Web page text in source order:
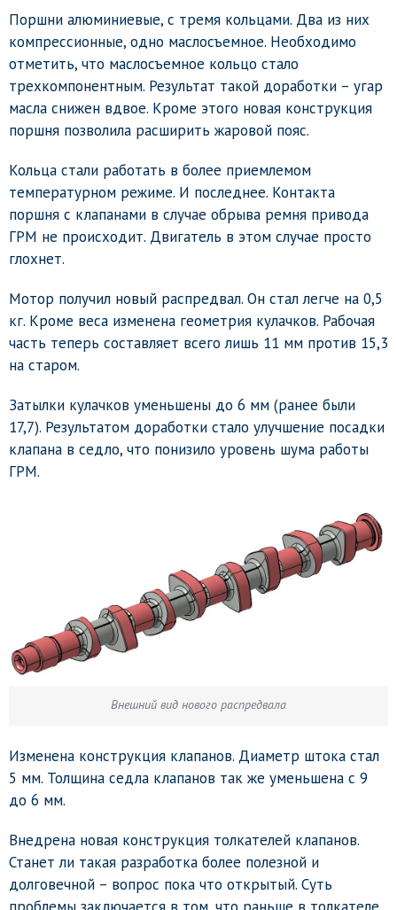
Поршни алюминиевые, с тремя кольцами. Два из них
компрессионные, одно маслосъемное. Необходимо
отметить, что маслосъемное кольцо стало
трехкомпонентным. Результат такой доработки – угар
масла снижен вдвое. Кроме этого новая конструкция
поршня позволила расширить жаровой пояс.
Кольца стали работать в более приемлемом
температурном режиме. И последнее. Контакта
поршня с клапанами в случае обрыва ремня привода
ГРМ не происходит. Двигатель в этом случае просто
глохнет.
Мотор получил новый распредвал. Он стал легче на 0,5
кг. Кроме веса изменена геометрия кулачков. Рабочая
часть теперь составляет всего лишь 11 мм против 15,3
на старом.
Затылки кулачков уменьшены до 6 мм (ранее были
17,7). Результатом доработки стало улучшение посадки
клапана в седло, что понизило уровень шума работы
ГРМ.
Внешний вид нового распредвала
Изменена конструкция клапанов. Диаметр штока стал
5 мм. Толщина седла клапанов так же уменьшена с 9
до 6 мм.
Внедрена новая конструкция толкателей клапанов.
Станет ли такая разработка более полезной и
долговечной – вопрос пока что открытый. Суть